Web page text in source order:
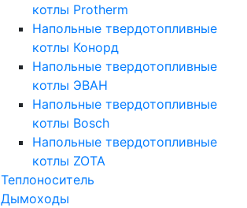
котлы Protherm
Напольные твердотопливные
котлы Конорд
Напольные твердотопливные
котлы ЭВАН
Напольные твердотопливные
котлы Bosch
Напольные твердотопливные
котлы ZOTA
Теплоноситель
Дымоходы